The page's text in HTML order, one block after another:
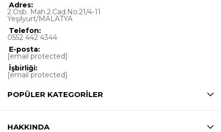
Adres:
2.Osb. Mah.2.Cad.No:21/4-11
Yeşilyurt/MALATYA
Telefon:
0552 442 4344
E-posta:
[email protected]
İşbirliği:
[email protected]
POPÜLER KATEGORİLER
HAKKINDA